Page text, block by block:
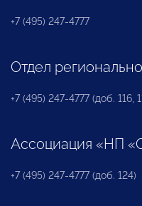
+7 (495) 247-4777
Отдел
+7 (495) 247-4777 (доб. 116,
Ассоциация «НП
+7 (495) 247-4777 (доб. 124)